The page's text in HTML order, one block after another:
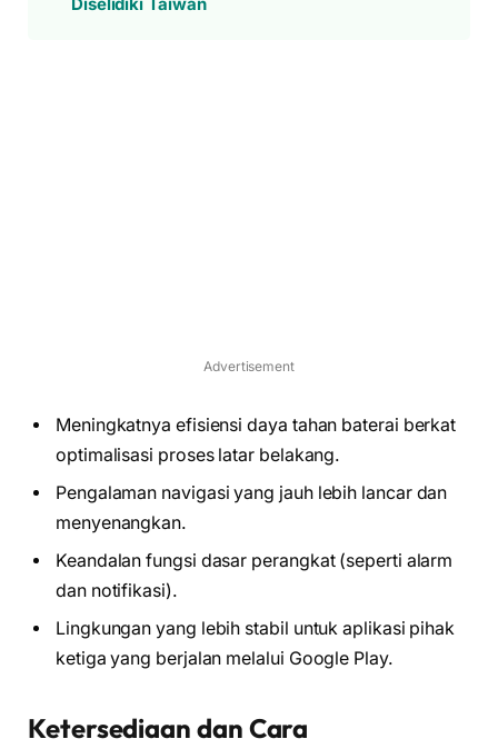
Advertisement
Meningkatnya efisiensi daya tahan baterai berkat
optimalisasi proses latar belakang.
Pengalaman navigasi yang jauh lebih lancar dan
menyenangkan.
Keandalan fungsi dasar perangkat (seperti alarm
dan notifikasi).
Lingkungan yang lebih stabil untuk aplikasi pihak
ketiga yang berjalan melalui Google Play.
Ketersediaan dan Cara